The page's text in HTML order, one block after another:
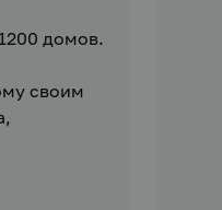
домов.
своим